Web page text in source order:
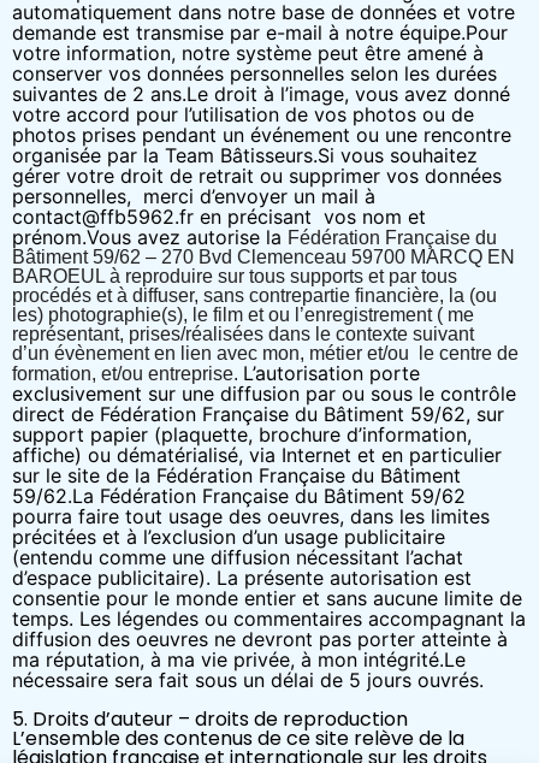
automatiquement dans notre base de données et votre
demande est transmise par e-mail à notre équipe.Pour
votre information, notre système peut être amené à
conserver vos données personnelles selon les durées
suivantes de 2 ans.Le droit à l’image, vous avez donné
votre accord pour l’utilisation de vos photos ou de
photos prises pendant un événement ou une rencontre
organisée par la Team Bâtisseurs.Si vous souhaitez
gérer votre droit de retrait ou supprimer vos données
personnelles, merci d’envoyer un mail à
contact@ffb5962.fr en précisant vos nom et
prénom.Vous avez autorise la Fédération Française du
Bâtiment 59/62 – 270 Bvd Clemenceau 59700 MARCQ EN
BAROEUL à reproduire sur tous supports et par tous
procédés et à diffuser, sans contrepartie financière, la (ou
les) photographie(s), le film et ou l’enregistrement ( me
représentant, prises/réalisées dans le contexte suivant
d’un évènement en lien avec mon, métier et/ou le centre de
formation, et/ou entreprise. L’autorisation porte
exclusivement sur une diffusion par ou sous le contrôle
direct de Fédération Française du Bâtiment 59/62, sur
support papier (plaquette, brochure d’information,
affiche) ou dématérialisé, via Internet et en particulier
sur le site de la Fédération Française du Bâtiment
59/62.La Fédération Française du Bâtiment 59/62
pourra faire tout usage des oeuvres, dans les limites
précitées et à l’exclusion d’un usage publicitaire
(entendu comme une diffusion nécessitant l’achat
d’espace publicitaire). La présente autorisation est
consentie pour le monde entier et sans aucune limite de
temps. Les légendes ou commentaires accompagnant la
diffusion des oeuvres ne devront pas porter atteinte à
ma réputation, à ma vie privée, à mon intégrité.Le
nécessaire sera fait sous un délai de 5 jours ouvrés.
5. Droits d’auteur – droits de reproduction
L’ensemble des contenus de ce site relève de la